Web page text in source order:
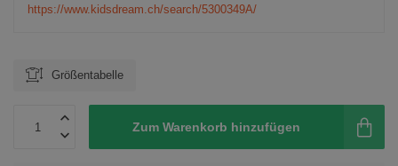
https://www.kidsdream.ch/search/5300349A/
Größentabelle
Zum Warenkorb hinzufügen